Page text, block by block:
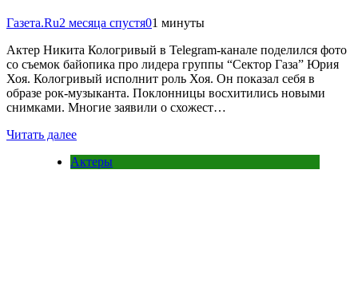
Газета.Ru2 месяца спустя01 минуты
Актер Никита Кологривый в Telegram-канале поделился фото
со съемок байопика про лидера группы “Сектор Газа” Юрия
Хоя. Кологривый исполнит роль Хоя. Он показал себя в
образе рок-музыканта. Поклонницы восхитились новыми
снимками. Многие заявили о схожест…
Читать далее
Актеры